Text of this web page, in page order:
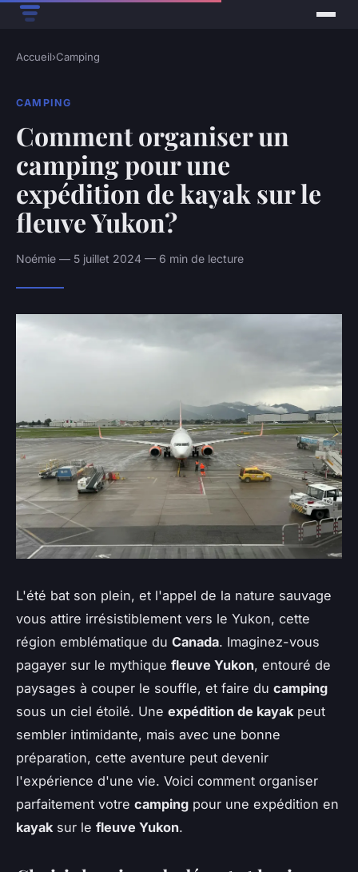
Accueil›Camping
CAMPING
Comment organiser un
camping pour une
expédition de kayak sur le
fleuve Yukon?
Noémie — 5 juillet 2024 — 6 min de lecture
L'été bat son plein, et l'appel de la nature sauvage
vous attire irrésistiblement vers le Yukon, cette
région emblématique du Canada. Imaginez-vous
pagayer sur le mythique fleuve Yukon, entouré de
paysages à couper le souffle, et faire du camping
sous un ciel étoilé. Une expédition de kayak peut
sembler intimidante, mais avec une bonne
préparation, cette aventure peut devenir
l'expérience d'une vie. Voici comment organiser
parfaitement votre camping pour une expédition en
kayak sur le fleuve Yukon.